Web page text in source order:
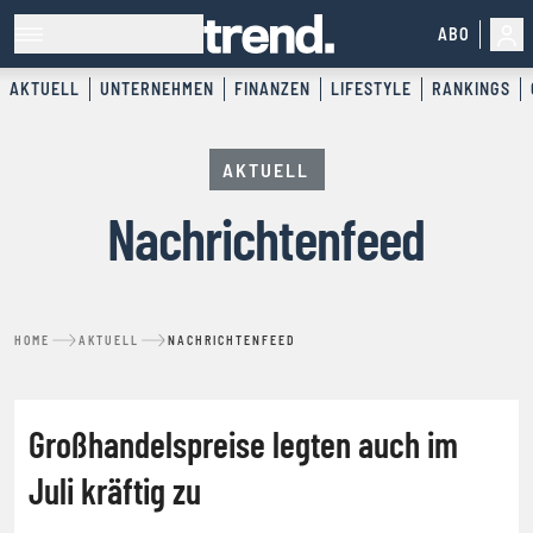
ABO
AKTUELL UNTERNEHMEN FINANZEN LIFESTYLE RANKINGS
AKTUELL
Nachrichtenfeed
HOME AKTUELL NACHRICHTENFEED
Großhandelspreise legten auch im
Juli kräftig zu